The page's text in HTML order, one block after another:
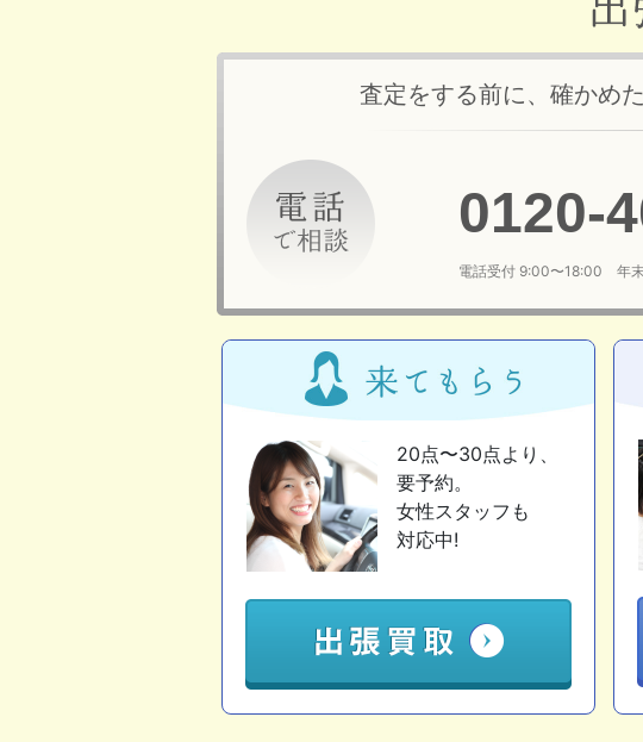
査定をする前に、確かめ
0120-
電話受付 9:00〜18:00 年末
20点〜30点より、
要予約。
女性スタッフも
対応中!